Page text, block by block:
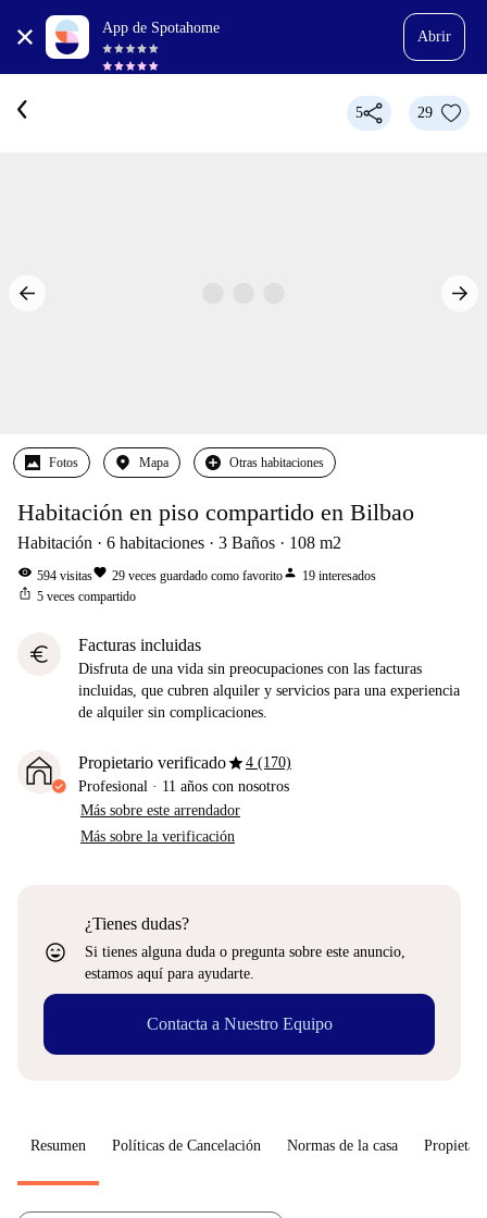
App de Spotahome
Abrir
5 29
Fotos Mapa Otras habitaciones
Habitación en piso compartido en Bilbao
Habitación 6 habitaciones 3 Baños 108 m2
visibility 594 visitasfavorite 29 veces guardado como favoritoperson 19 interesados
ios_share 5 veces compartido
euro Facturas incluidas
Disfruta de una vida sin preocupaciones con las facturas
incluidas, que cubren alquiler y servicios para una experiencia
de alquiler sin complicaciones.
Propietario verificadostar4 (170)
Profesional · 11 años con nosotros
Más sobre este arrendador
Más sobre la verificación
sentiment_very_satisfied
¿Tienes dudas?
Si tienes alguna duda o pregunta sobre este anuncio,
estamos aquí para ayudarte.
Contacta a Nuestro Equipo
Resumen Políticas de Cancelación Normas de la casa